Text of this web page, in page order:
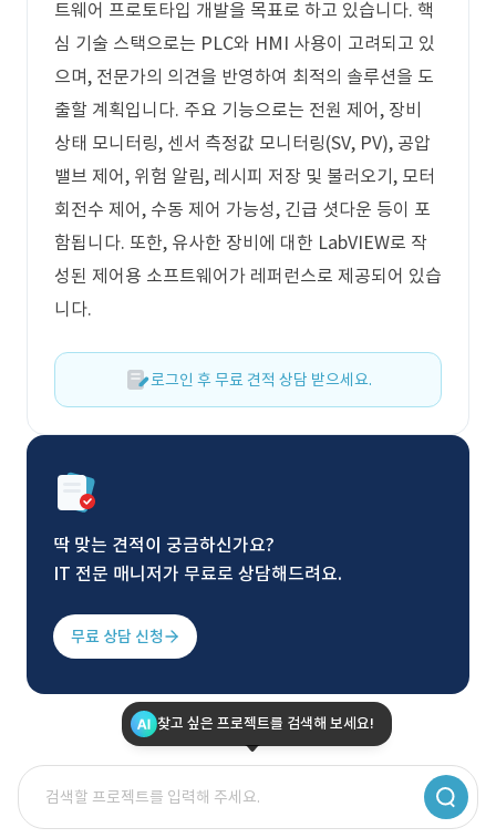
트웨어 프로토타입 개발을 목표로 하고 있습니다. 핵
심 기술 스택으로는 PLC와 HMI 사용이 고려되고 있
으며, 전문가의 의견을 반영하여 최적의 솔루션을 도
출할 계획입니다. 주요 기능으로는 전원 제어, 장비
상태 모니터링, 센서 측정값 모니터링(SV, PV), 공압
밸브 제어, 위험 알림, 레시피 저장 및 불러오기, 모터
회전수 제어, 수동 제어 가능성, 긴급 셧다운 등이 포
함됩니다. 또한, 유사한 장비에 대한 LabVIEW로 작
성된 제어용 소프트웨어가 레퍼런스로 제공되어 있습
니다.
로그인 후 무료 견적 상담 받으세요.
딱 맞는 견적이 궁금하신가요?
IT 전문 매니저가 무료로 상담해드려요.
무료 상담 신청
찾고 싶은 프로젝트를 검색해 보세요!